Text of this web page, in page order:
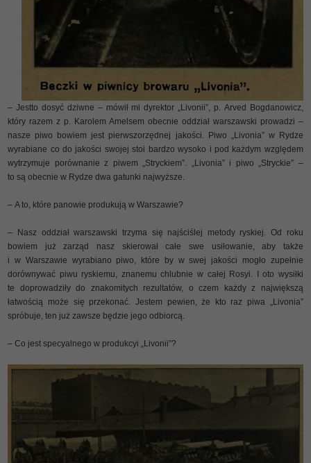
– Jestto dosyć dziwne – mówił mi dyrektor „Livonii”, p. Arved Bogdanowicz,
który razem z p. Karolem Amelsem obecnie oddział warszawski prowadzi –
nasze piwo bowiem jest pierwszorzędnej jakości. Piwo „Livonia” w Rydze
wyrabiane co do jakości swojej stoi bardzo wysoko i pod każdym względem
wytrzymuje porównanie z piwem „Stryckiem”. „Livonia” i piwo „Stryckie” –
to są obecnie w Rydze dwa gatunki najwyższe.
– A to, które panowie produkują w Warszawie?
– Nasz oddział warszawski trzyma się najściślej metody ryskiej. Od roku
bowiem już zarząd nasz skierował całe swe usiłowanie, aby także
i w Warszawie wyrabiano piwo, które by w swej jakości mogło zupełnie
dorównywać piwu ryskiemu, znanemu chlubnie w całej Rosyi. I oto wysiłki
te doprowadziły do znakomitych rezultatów, o czem każdy z największą
łatwością może się przekonać. Jestem pewien, że kto raz piwa „Livonia”
spróbuje, ten już zawsze będzie jego odbiorcą.
– Co jest specyalnego w produkcyi „Livonii”?